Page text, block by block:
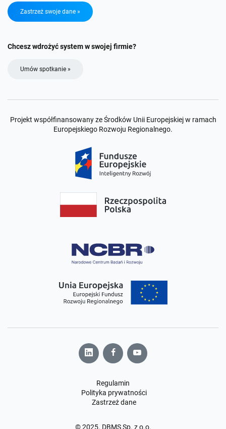
Zastrzeż swoje dane »
Chcesz wdrożyć system w swojej firmie?
Umów spotkanie »
Projekt współfinansowany ze Środków Unii Europejskiej w ramach
Europejskiego Rozwoju Regionalnego.
Regulamin
Polityka prywatności
Zastrzeż dane
© 2025. DBMS Sp. z o.o.